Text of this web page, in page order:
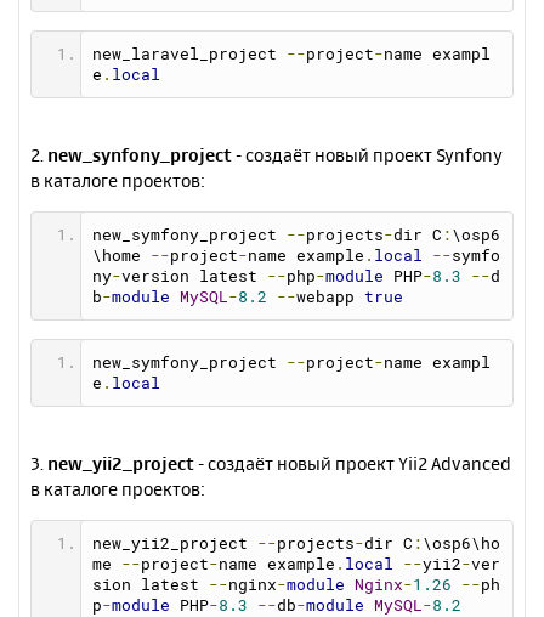
new_laravel_project --project-name exampl
e . local
2. new_synfony_project- создаёт новый проект Synfony
в каталоге проектов:
new_symfony_project --projects-dir C : \osp6
\home --project-name example . local --symfo
ny-version latest --php-module PHP-8.3 --d
b-module MySQL-8.2 --webapp true
new_symfony_project --project-name exampl
e . local
3. new_yii2_project- создаёт новый проект Yii2 Advanced
в каталоге проектов:
new_yii2_project --projects-dir C : \osp6\ho
me --project-name example . local --yii2-ver
sion latest --nginx-module Nginx-1.26 --ph
p-module PHP-8.3 --db-module MySQL-8.2